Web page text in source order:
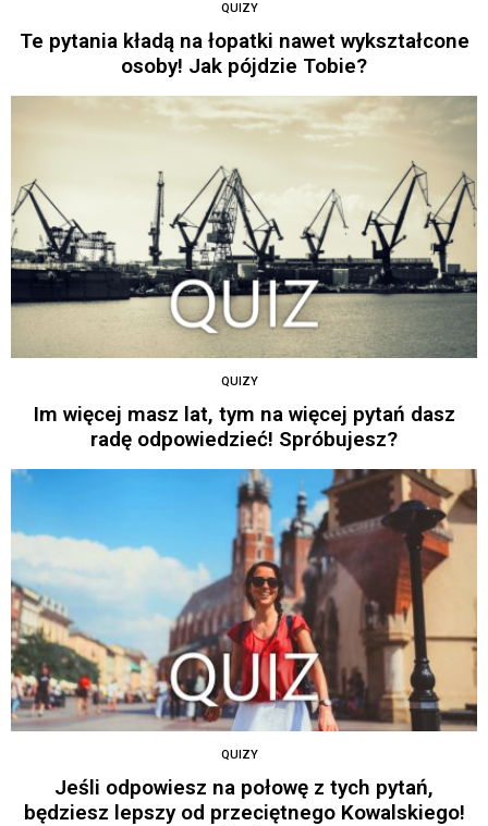
QUIZY
Te pytania kładą na łopatki nawet wykształcone
osoby! Jak pójdzie Tobie?
QUIZY
Im więcej masz lat, tym na więcej pytań dasz
radę odpowiedzieć! Spróbujesz?
QUIZY
Jeśli odpowiesz na połowę z tych pytań,
będziesz lepszy od przeciętnego Kowalskiego!